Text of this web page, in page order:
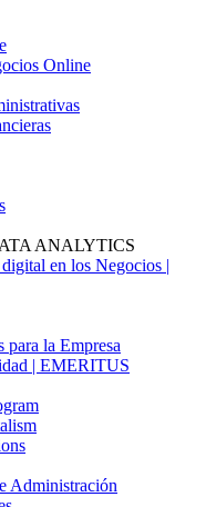
Online
ANALYTICS
en los Negocios |
para la Empresa
| EMERITUS
Administración